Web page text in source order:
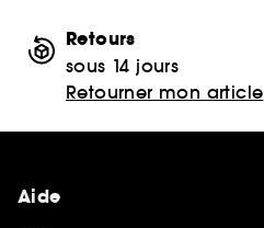
Retours
sous 14 jours
Retourner mon article
Aide